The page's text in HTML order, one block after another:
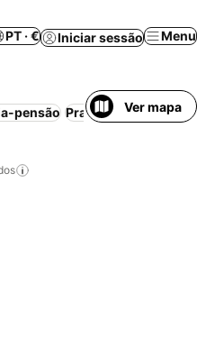
PT · € Iniciar sessão Menu
pensão Praia Piscina Resort
Ver mapa